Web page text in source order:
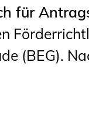
für
(BEG).